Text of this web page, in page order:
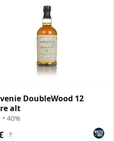
DoubleWood 12
alt
40%
?